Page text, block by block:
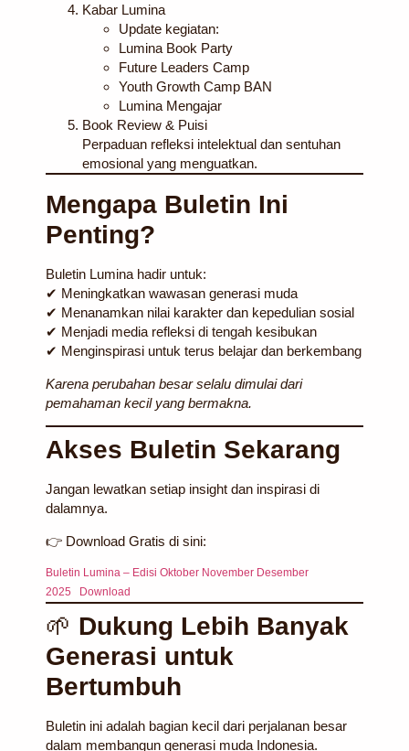
Kabar Lumina
Update kegiatan:
Lumina Book Party
Future Leaders Camp
Youth Growth Camp BAN
Lumina Mengajar
Book Review & Puisi
Perpaduan refleksi intelektual dan sentuhan
emosional yang menguatkan.
Mengapa Buletin Ini
Penting?
Buletin Lumina hadir untuk:
✔ Meningkatkan wawasan generasi muda
✔ Menanamkan nilai karakter dan kepedulian sosial
✔ Menjadi media refleksi di tengah kesibukan
✔ Menginspirasi untuk terus belajar dan berkembang
Karena perubahan besar selalu dimulai dari
pemahaman kecil yang bermakna.
Akses Buletin Sekarang
Jangan lewatkan setiap insight dan inspirasi di
dalamnya.
👉 Download Gratis di sini:
Buletin Lumina – Edisi Oktober November Desember
2025
Download
🌱 Dukung Lebih Banyak
Generasi untuk
Bertumbuh
Buletin ini adalah bagian kecil dari perjalanan besar
dalam membangun generasi muda Indonesia.